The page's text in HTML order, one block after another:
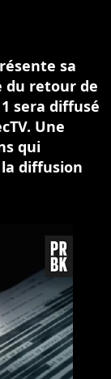
sa
du retour de
sera diffusé
Une
qui
diffusion